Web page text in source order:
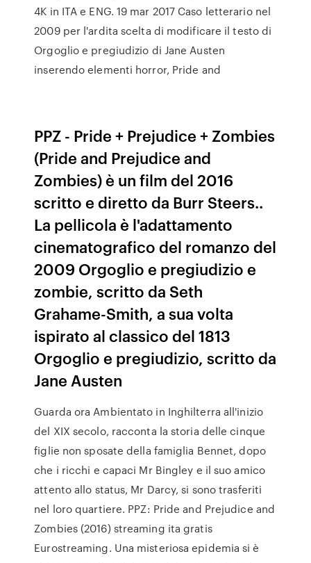
4K in ITA e ENG. 19 mar 2017 Caso letterario nel
2009 per l'ardita scelta di modificare il testo di
Orgoglio e pregiudizio di Jane Austen
inserendo elementi horror, Pride and
PPZ - Pride + Prejudice + Zombies
(Pride and Prejudice and
Zombies) è un film del 2016
scritto e diretto da Burr Steers..
La pellicola è l'adattamento
cinematografico del romanzo del
2009 Orgoglio e pregiudizio e
zombie, scritto da Seth
Grahame-Smith, a sua volta
ispirato al classico del 1813
Orgoglio e pregiudizio, scritto da
Jane Austen
Guarda ora Ambientato in Inghilterra all'inizio
del XIX secolo, racconta la storia delle cinque
figlie non sposate della famiglia Bennet, dopo
che i ricchi e capaci Mr Bingley e il suo amico
attento allo status, Mr Darcy, si sono trasferiti
nel loro quartiere. PPZ: Pride and Prejudice and
Zombies (2016) streaming ita gratis
Eurostreaming. Una misteriosa epidemia si è